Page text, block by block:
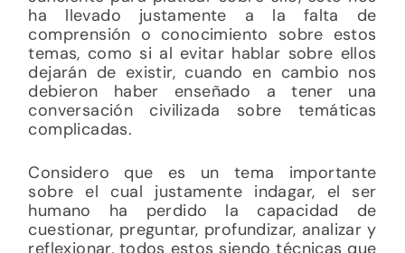
ha llevado justamente a la falta de
comprensión o conocimiento sobre estos
temas, como si al evitar hablar sobre ellos
dejarán de existir, cuando en cambio nos
debieron haber enseñado a tener una
conversación civilizada sobre temáticas
complicadas.
Considero que es un tema importante
sobre el cual justamente indagar, el ser
humano ha perdido la capacidad de
cuestionar, preguntar, profundizar, analizar y
reflexionar, todos estos siendo técnicas que